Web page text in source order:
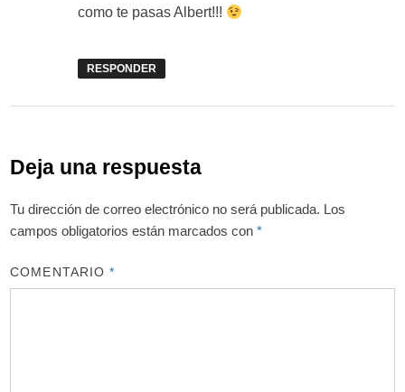
como te pasas Albert!!!
RESPONDER
Deja una respuesta
Tu dirección de correo electrónico no será publicada. Los
campos obligatorios están marcados con*
COMENTARIO*